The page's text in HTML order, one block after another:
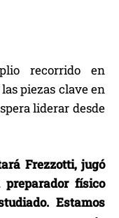
recorrido en
piezas clave en
liderar desde
Frezzotti, jugó
físico
Estamos